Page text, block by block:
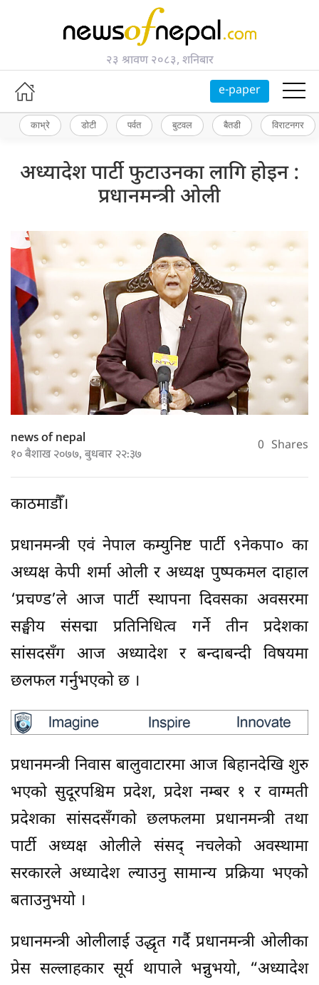
२३ श्रावण २०८३, शनिबार
e-paper
काभ्रे डोटी पर्वत बुटवल बैतडी विराटनगर
अध्यादेश पार्टी फुटाउनका लागि होइन :
प्रधानमन्त्री ओली
news of nepal
१० बैशाख २०७७, बुधबार २२:३७ 0 Shares
काठमाडौँ।
प्रधानमन्त्री एवं नेपाल कम्युनिष्ट पार्टी ९नेकपा० का
अध्यक्ष केपी शर्मा ओली र अध्यक्ष पुष्पकमल दाहाल
‘प्रचण्ड’ले आज पार्टी स्थापना दिवसका अवसरमा
सङ्घीय संसद्मा प्रतिनिधित्व गर्ने तीन प्रदेशका
सांसदसँग आज अध्यादेश र बन्दाबन्दी विषयमा
छलफल गर्नुभएको छ ।
प्रधानमन्त्री निवास बालुवाटारमा आज बिहानदेखि शुरु
भएको सुदूरपश्चिम प्रदेश, प्रदेश नम्बर १ र वाग्मती
प्रदेशका सांसदसँगको छलफलमा प्रधानमन्त्री तथा
पार्टी अध्यक्ष ओलीले संसद् नचलेको अवस्थामा
सरकारले अध्यादेश ल्याउनु सामान्य प्रक्रिया भएको
बताउनुभयो ।
प्रधानमन्त्री ओलीलाई उद्धृत गर्दै प्रधानमन्त्री ओलीका
प्रेस सल्लाहकार सूर्य थापाले भन्नुभयो, “अध्यादेश